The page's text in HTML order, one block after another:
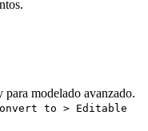
modelado avanzado.
to > Editable